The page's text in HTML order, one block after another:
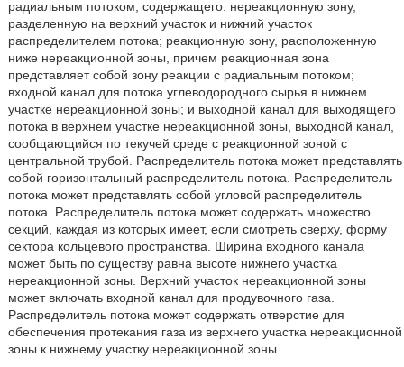
радиальным потоком, содержащего: нереакционную зону,
разделенную на верхний участок и нижний участок
распределителем потока; реакционную зону, расположенную
ниже нереакционной зоны, причем реакционная зона
представляет собой зону реакции с радиальным потоком;
входной канал для потока углеводородного сырья в нижнем
участке нереакционной зоны; и выходной канал для выходящего
потока в верхнем участке нереакционной зоны, выходной канал,
сообщающийся по текучей среде с реакционной зоной с
центральной трубой. Распределитель потока может представлять
собой горизонтальный распределитель потока. Распределитель
потока может представлять собой угловой распределитель
потока. Распределитель потока может содержать множество
секций, каждая из которых имеет, если смотреть сверху, форму
сектора кольцевого пространства. Ширина входного канала
может быть по существу равна высоте нижнего участка
нереакционной зоны. Верхний участок нереакционной зоны
может включать входной канал для продувочного газа.
Распределитель потока может содержать отверстие для
обеспечения протекания газа из верхнего участка нереакционной
зоны к нижнему участку нереакционной зоны.